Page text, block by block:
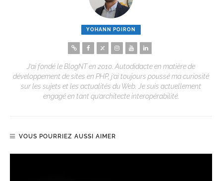
YOHANN POIRON
J’ai fondé le BlogNT en 2010. Autodidacte en matière de
développement de sites en PHP, j’ai toujours poussé ma curiosité
sur les sujets et les actualités du Web. Je suis actuellement
engagé en tant qu’architecte interopérabilité.
VOUS POURRIEZ AUSSI AIMER